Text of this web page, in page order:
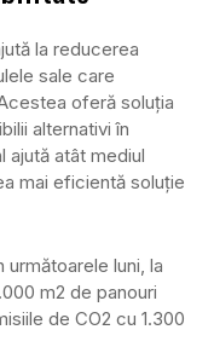
la reducerea
sale care
oferă soluția
alternativi în
ajută atât mediul
mai eficientă soluție
următoarele luni, la
m2 de panouri
de CO2 cu 1.300